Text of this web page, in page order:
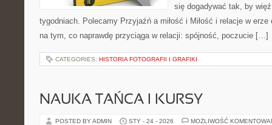
się dogadywać tak, by
tygodniach. Polecamy Przyjaźń a miłość i Miłość i relacje w
na tym, co naprawdę przyciąga w relacji: spójność, poczucie […]
CATEGORIES: HISTORIA FOTOGRAFII I GRAFIKI
NAUKA TAŃCA I KURSY
POSTED BY ADMIN STY - 24 - 2026 MOŻLIWOŚĆ